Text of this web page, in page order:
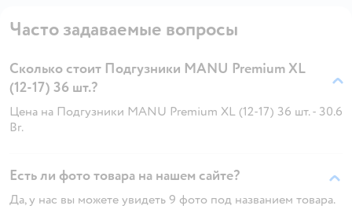
Часто задаваемые вопросы
Сколько стоит Подгузники MANU Premium XL
(12-17) 36 шт.?
Цена на Подгузники MANU Premium XL (12-17) 36 шт. - 30.6
Br.
Есть ли фото товара на нашем сайте?
Да, у нас вы можете увидеть 9 фото под названием товара.